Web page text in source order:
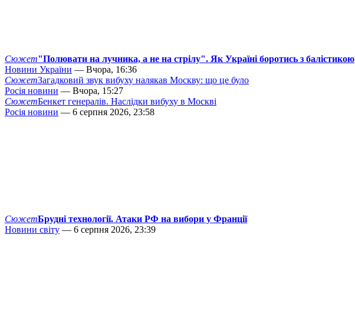
Сюжет"Полювати на лучника, а не на стрілу". Як Україні боротись з балістикою
Новини України — Вчора, 16:36
СюжетЗагадковий звук вибуху налякав Москву: що це було
Росія новини — Вчора, 15:27
СюжетБенкет генералів. Наслідки вибуху в Москві
Росія новини — 6 серпня 2026, 23:58
СюжетБрудні технології. Атаки РФ на вибори у Франції
Новини світу — 6 серпня 2026, 23:39